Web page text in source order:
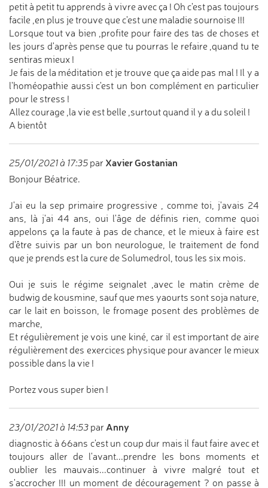
petit à petit tu apprends à vivre avec ça ! Oh c'est pas toujours
facile ,en plus je trouve que c'est une maladie sournoise !!!
Lorsque tout va bien ,profite pour faire des tas de choses et
les jours d'après pense que tu pourras le refaire ,quand tu te
sentiras mieux !
Je fais de la méditation et je trouve que ça aide pas mal ! Il y a
l'homéopathie aussi c'est un bon complément en particulier
pour le stress !
Allez courage ,la vie est belle ,surtout quand il y a du soleil !
A bientôt
25/01/2021 à 17:35 par Xavier Gostanian
Bonjour Béatrice.
J'ai eu la sep primaire progressive , comme toi, j'avais 24
ans, là j'ai 44 ans, oui l'âge de définis rien, comme quoi
appelons ça la faute à pas de chance, et le mieux à faire est
d'être suivis par un bon neurologue, le traitement de fond
que je prends est la cure de Solumedrol, tous les six mois.
Oui je suis le régime seignalet ,avec le matin crème de
budwig de kousmine, sauf que mes yaourts sont soja nature,
car le lait en boisson, le fromage posent des problèmes de
marche,
Et régulièrement je vois une kiné, car il est important de aire
régulièrement des exercices physique pour avancer le mieux
possible dans la vie !
Portez vous super bien !
23/01/2021 à 14:53 par Anny
diagnostic à 66ans c'est un coup dur mais il faut faire avec et
toujours aller de l'avant...prendre les bons moments et
oublier les mauvais...continuer à vivre malgré tout et
s'accrocher !!! un moment de découragement ? on passe à